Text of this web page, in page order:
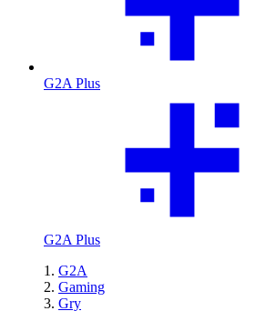
G2A Plus
G2A Plus
G2A
Gaming
Gry